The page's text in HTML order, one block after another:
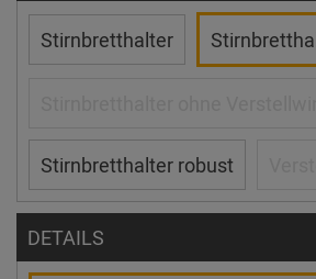
Stirnbretthalter
Stirnbretthalter robust
DETAILS